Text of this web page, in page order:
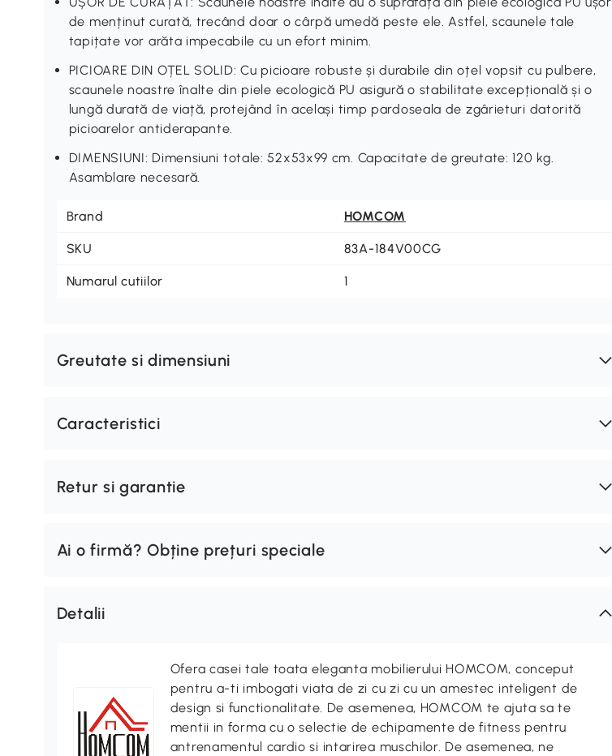
de menținut curată, trecând doar o cârpă umedă peste ele. Astfel, scaunele tale
tapițate vor arăta impecabile cu un efort minim.
PICIOARE DIN OȚEL SOLID: Cu picioare robuste și durabile din oțel vopsit cu pulbere,
scaunele noastre înalte din piele ecologică PU asigură o stabilitate excepțională și o
lungă durată de viață, protejând în același timp pardoseala de zgârieturi datorită
picioarelor antiderapante.
DIMENSIUNI: Dimensiuni totale: 52x53x99 cm. Capacitate de greutate: 120 kg.
Asamblare necesară.
Brand HOMCOM
SKU 83A-184V00CG
Numarul cutiilor 1
Greutate si dimensiuni
Caracteristici
Retur si garantie
Ai o firmă? Obține prețuri speciale
Detalii
Ofera casei tale toata eleganta mobilierului HOMCOM, conceput
pentru a-ti imbogati viata de zi cu zi cu un amestec inteligent de
design si functionalitate. De asemenea, HOMCOM te ajuta sa te
mentii in forma cu o selectie de echipamente de fitness pentru
antrenamentul cardio si intarirea muschilor. De asemenea, ne